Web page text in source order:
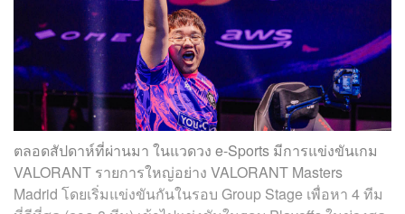
ตลอดสัปดาห์ที่ผ่านมา ในแวดวง e-Sports มีการแข่งขันเกม
VALORANT รายการใหญ่อย่าง VALORANT Masters
Madrid โดยเริ่มแข่งขันกันในรอบ Group Stage เพื่อหา 4 ทีม